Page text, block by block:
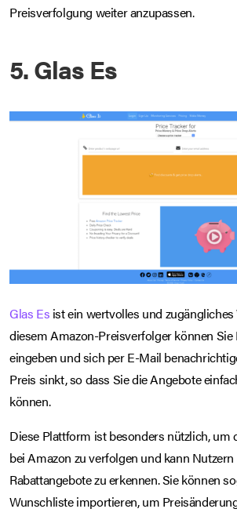
Preisverfolgung weiter anzupassen.
5. Glas Es
Glas Es ist ein wertvolles und
diesem Amazon-Preisverfolger können
eingeben und sich per E-Mail
Preis sinkt, so dass Sie die Angebote
können.
Diese Plattform ist besonders nützlich, um
bei Amazon zu verfolgen und kann
Rabattangebote zu erkennen. Sie können
Wunschliste importieren, um